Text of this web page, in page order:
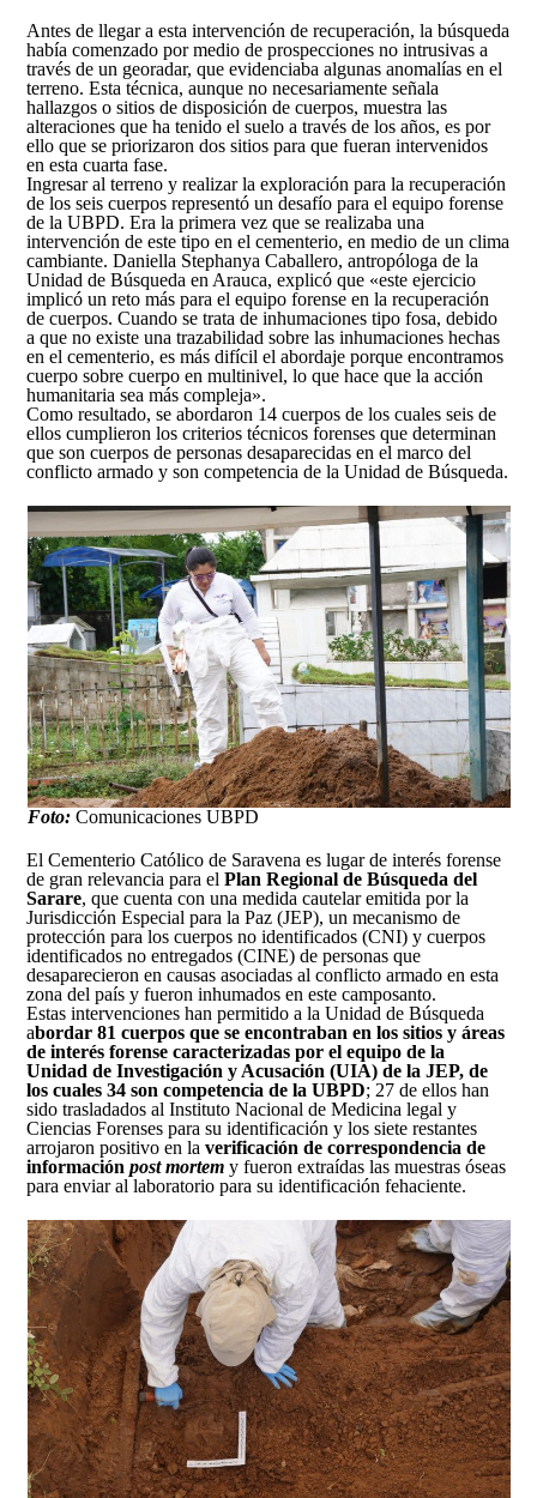
Antes de llegar a esta intervención de recuperación, la búsqueda
había comenzado por medio de prospecciones no intrusivas a
través de un georadar, que evidenciaba algunas anomalías en el
terreno. Esta técnica, aunque no necesariamente señala
hallazgos o sitios de disposición de cuerpos, muestra las
alteraciones que ha tenido el suelo a través de los años, es por
ello que se priorizaron dos sitios para que fueran intervenidos
en esta cuarta fase.
Ingresar al terreno y realizar la exploración para la recuperación
de los seis cuerpos representó un desafío para el equipo forense
de la UBPD. Era la primera vez que se realizaba una
intervención de este tipo en el cementerio, en medio de un clima
cambiante. Daniella Stephanya Caballero, antropóloga de la
Unidad de Búsqueda en Arauca, explicó que «este ejercicio
implicó un reto más para el equipo forense en la recuperación
de cuerpos. Cuando se trata de inhumaciones tipo fosa, debido
a que no existe una trazabilidad sobre las inhumaciones hechas
en el cementerio, es más difícil el abordaje porque encontramos
cuerpo sobre cuerpo en multinivel, lo que hace que la acción
humanitaria sea más compleja».
Como resultado, se abordaron 14 cuerpos de los cuales seis de
ellos cumplieron los criterios técnicos forenses que determinan
que son cuerpos de personas desaparecidas en el marco del
conflicto armado y son competencia de la Unidad de Búsqueda.
Foto:Comunicaciones UBPD
El Cementerio Católico de Saravena es lugar de interés forense
de gran relevancia para elPlan Regional de Búsqueda del
Sarare, que cuenta con una medida cautelar emitida por la
Jurisdicción Especial para la Paz (JEP), un mecanismo de
protección para los cuerpos no identificados (CNI) y cuerpos
identificados no entregados (CINE) de personas que
desaparecieron en causas asociadas al conflicto armado en esta
zona del país y fueron inhumados en este camposanto.
Estas intervenciones han permitido a la Unidad de Búsqueda
abordar 81 cuerpos que se encontraban en los sitios y áreas
de interés forense caracterizadas por el equipo de la
Unidad de Investigación y Acusación (UIA) de la JEP, de
los cuales 34 son competencia de la UBPD; 27 de ellos han
sido trasladados al Instituto Nacional de Medicina legal y
Ciencias Forenses para su identificación y los siete restantes
arrojaron positivo en laverificación de correspondencia de
informaciónpost mortem y fueron extraídas las muestras óseas
para enviar al laboratorio para su identificación fehaciente.